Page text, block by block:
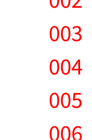
003
004
005